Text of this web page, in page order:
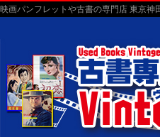
映画パンフレットや古書の専門店 東京